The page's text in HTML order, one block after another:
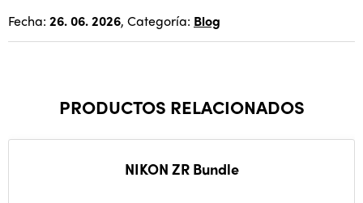
Fecha: 26. 06. 2026, Categoría: Blog
PRODUCTOS RELACIONADOS
NIKON ZR Bundle